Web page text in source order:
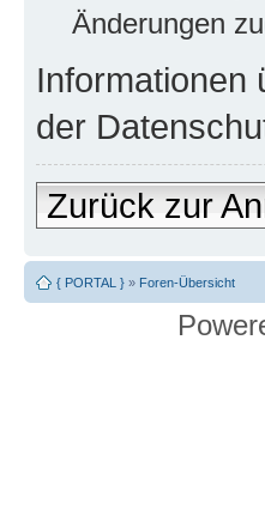
Änderungen
Informationen
der
Zurück zur
{ PORTAL } » Foren-Übersicht